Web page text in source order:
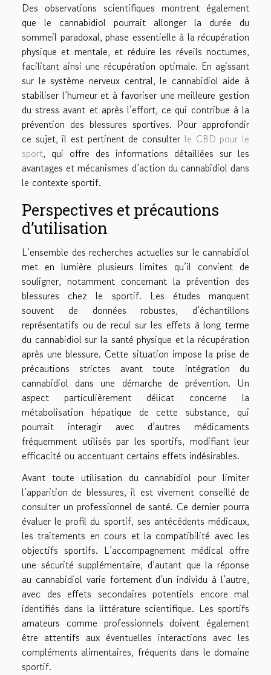
Des observations scientifiques montrent également
que le cannabidiol pourrait allonger la durée du
sommeil paradoxal, phase essentielle à la récupération
physique et mentale, et réduire les réveils nocturnes,
facilitant ainsi une récupération optimale. En agissant
sur le système nerveux central, le cannabidiol aide à
stabiliser l’humeur et à favoriser une meilleure gestion
du stress avant et après l’effort, ce qui contribue à la
prévention des blessures sportives. Pour approfondir
ce sujet, il est pertinent de consulter le CBD pour le
sport, qui offre des informations détaillées sur les
avantages et mécanismes d’action du cannabidiol dans
le contexte sportif.
Perspectives et précautions
d’utilisation
L’ensemble des recherches actuelles sur le cannabidiol
met en lumière plusieurs limites qu’il convient de
souligner, notamment concernant la prévention des
blessures chez le sportif. Les études manquent
souvent de données robustes, d’échantillons
représentatifs ou de recul sur les effets à long terme
du cannabidiol sur la santé physique et la récupération
après une blessure. Cette situation impose la prise de
précautions strictes avant toute intégration du
cannabidiol dans une démarche de prévention. Un
aspect particulièrement délicat concerne la
métabolisation hépatique de cette substance, qui
pourrait interagir avec d’autres médicaments
fréquemment utilisés par les sportifs, modifiant leur
efficacité ou accentuant certains effets indésirables.
Avant toute utilisation du cannabidiol pour limiter
l’apparition de blessures, il est vivement conseillé de
consulter un professionnel de santé. Ce dernier pourra
évaluer le profil du sportif, ses antécédents médicaux,
les traitements en cours et la compatibilité avec les
objectifs sportifs. L’accompagnement médical offre
une sécurité supplémentaire, d’autant que la réponse
au cannabidiol varie fortement d’un individu à l’autre,
avec des effets secondaires potentiels encore mal
identifiés dans la littérature scientifique. Les sportifs
amateurs comme professionnels doivent également
être attentifs aux éventuelles interactions avec les
compléments alimentaires, fréquents dans le domaine
sportif.